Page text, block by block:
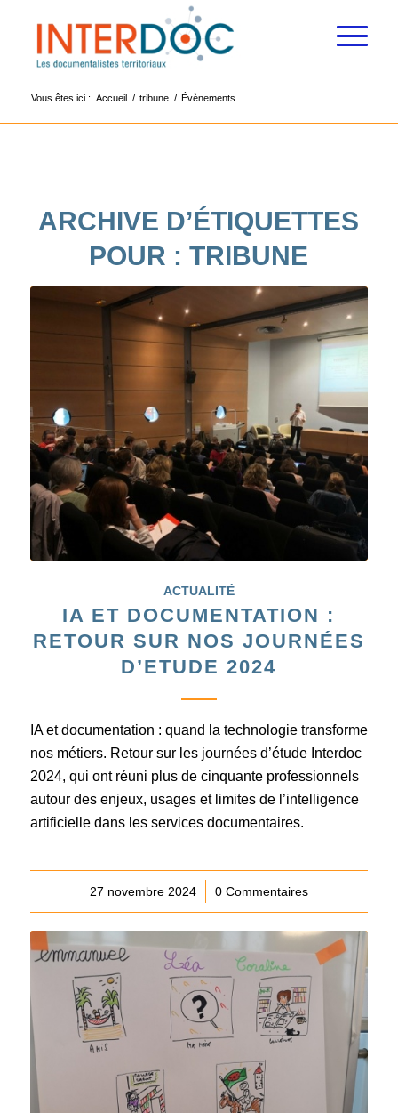
Vous êtes ici : Accueil / tribune / Évènements
ARCHIVE D’ÉTIQUETTES
POUR :TRIBUNE
ACTUALITÉ
IA ET DOCUMENTATION :
RETOUR SUR NOS JOURNÉES
D’ETUDE 2024
IA et documentation : quand la technologie transforme
nos métiers. Retour sur les journées d’étude Interdoc
2024, qui ont réuni plus de cinquante professionnels
autour des enjeux, usages et limites de l’intelligence
artificielle dans les services documentaires.
27 novembre 2024
/ 0 Commentaires